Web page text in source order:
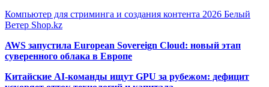
Компьютер для стриминга и создания контента 2026 Белый
Ветер Shop.kz
AWS запустила European Sovereign Cloud: новый этап
суверенного облака в Европе
Китайские AI-команды ищут GPU за рубежом: дефицит